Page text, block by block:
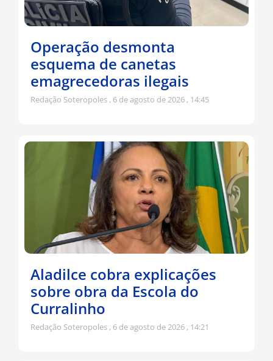
Operação desmonta
esquema de canetas
emagrecedoras ilegais
Redação Soteropoles 6 de agosto de 2026 14:45
Aladilce cobra explicações
sobre obra da Escola do
Curralinho
Redação Soteropoles 6 de agosto de 2026 14:21